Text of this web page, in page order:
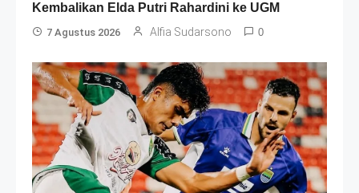
Kembalikan Elda Putri Rahardini ke UGM
7 Agustus 2026 Alfia Sudarsono 0